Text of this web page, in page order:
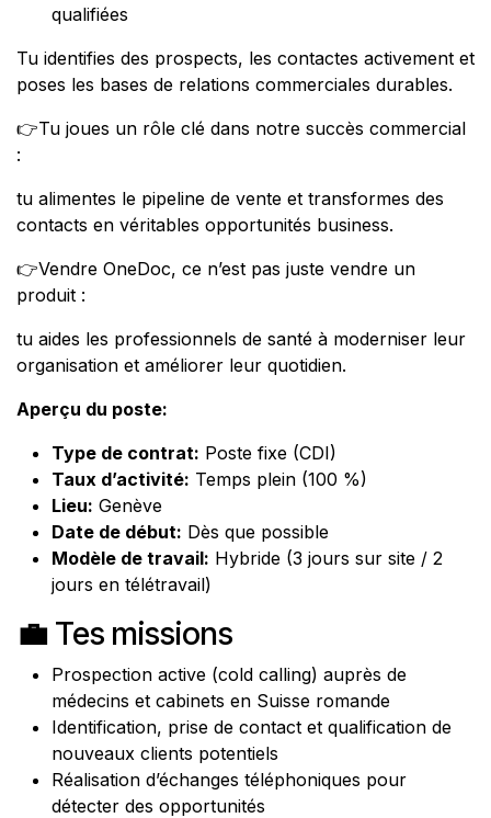
qualifiées
Tu identifies des prospects, les contactes activement et
poses les bases de relations commerciales durables.
👉Tu joues un rôle clé dans notre succès commercial
:
tu alimentes le pipeline de vente et transformes des
contacts en véritables opportunités business.
👉Vendre OneDoc, ce n’est pas juste vendre un
produit :
tu aides les professionnels de santé à moderniser leur
organisation et améliorer leur quotidien.
Aperçu du poste:
Type de contrat: Poste fixe (CDI)
Taux d’activité: Temps plein (100 %)
Lieu: Genève
Date de début: Dès que possible
Modèle de travail: Hybride (3 jours sur site / 2
jours en télétravail)
💼 Tes missions
Prospection active (cold calling) auprès de
médecins et cabinets en Suisse romande
Identification, prise de contact et qualification de
nouveaux clients potentiels
Réalisation d’échanges téléphoniques pour
détecter des opportunités